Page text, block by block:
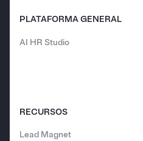
PLATAFORMA GENERAL
AI HR Studio
RECURSOS
Lead Magnet